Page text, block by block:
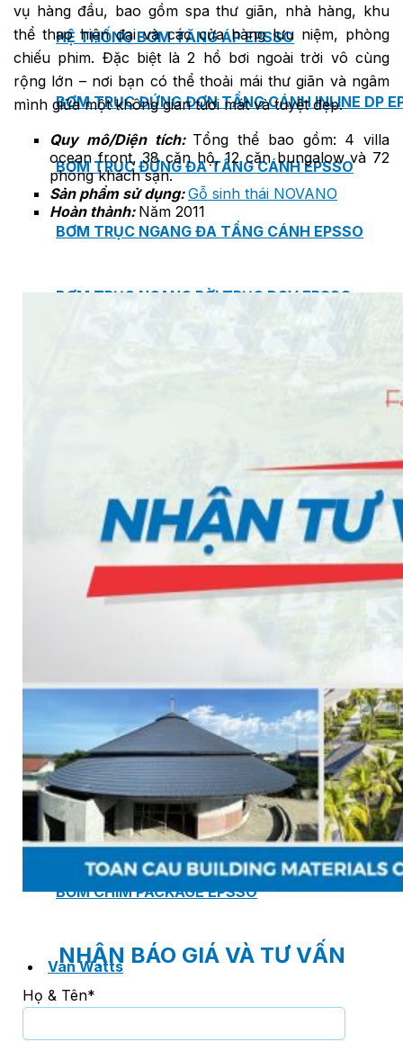
HỆ THỐNG BƠM TĂNG ÁP EPSSO
BƠM TRỤC ĐỨNG ĐƠN TẦNG CÁNH INLINE DP
BƠM TRỤC ĐỨNG ĐA TẦNG CÁNH EPSSO
BƠM TRỤC NGANG ĐA TẦNG CÁNH EPSSO
BƠM TRỤC NGANG RỜI TRỤC DSV EPSSO
BƠM CHÌM THOÁT NƯỚC EPSSO
HỆ THỐNG CẤP NƯỚC UỐNG EPSSO
HỆ THỐNG TÁCH DẦU NƯỚC THẢI EPSSO
HỆ THỐNG XỬ LÝ NƯỚC THẢI THÔNG MINH
PHÒNG BƠM (PUMP ROOM) EPSSO
TRẠM BƠM TÍCH HỢP SẴN THÔNG MINH EPSSO
HỆ THỐNG BƠM PCCC NGUYÊN CỤM EPSSO
BƠM CHÌM PACKAGE EPSSO
Van Watts
vụ hàng đầu, bao gồm spa thư giãn, nhà hàng, khu
thể thao hiện đại và các cửa hàng lưu niệm, phòng
chiếu phim. Đặc biệt là 2 hồ bơi ngoài trời vô cùng
rộng lớn – nơi bạn có thể thoải mái thư giãn và ngâm
mình giữa một không gian tươi mát và tuyệt đẹp.
Quy mô/Diện tích: Tổng thể bao gồm: 4 villa
ocean front, 38 căn hộ, 12 căn bungalow và 72
phòng khách sạn.
Sản phẩm sử dụng: Gỗ sinh thái NOVANO
Hoàn thành: Năm 2011
NHẬN BÁO GIÁ VÀ TƯ VẤN
Họ & Tên*